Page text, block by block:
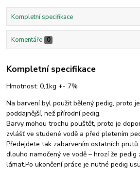
Kompletní specifikace
Komentáře 0
Kompletní specifikace
Hmotnost: 0,1kg +- 7%
Na barvení byl použit bělený pedig, proto
poddajnější, než přírodní pedig.
Barvy mohou trochu pouštět, proto je
zvlášť ve studené vodě a před pletením
Předejdete tak zabarvením ostatních
dlouho namočený ve vodě – hrozí že pedig
lámat.Po ukončení práce je nutné pedig